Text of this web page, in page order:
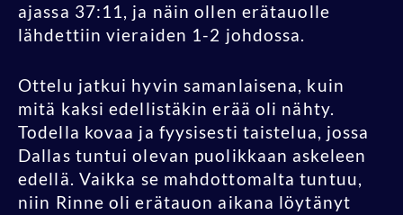
ajassa 37:11, ja näin ollen erätauolle
lähdettiin vieraiden 1-2 johdossa.
Ottelu jatkui hyvin samanlaisena, kuin
mitä kaksi edellistäkin erää oli nähty.
Todella kovaa ja fyysisesti taistelua, jossa
Dallas tuntui olevan puolikkaan askeleen
edellä. Vaikka se mahdottomalta tuntuu,
niin Rinne oli erätauon aikana löytänyt